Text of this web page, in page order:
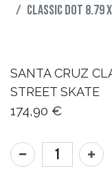
CLASSIC DOT 8.79
SANTA CRUZ
STREET SKATE
174,90 €